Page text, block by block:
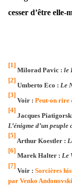
cesser d’être elle-
[1]
Milorad Pavic : le
[2]
Umberto Eco : Le
[3]
Voir : Peut-on rire
[4]
Jacques
L’énigme d’un peuple
[5]
Arthur Koestler :
[6]
Marek Halter : Le
[7]
Voir : Sorcières
par Venko Andonovski